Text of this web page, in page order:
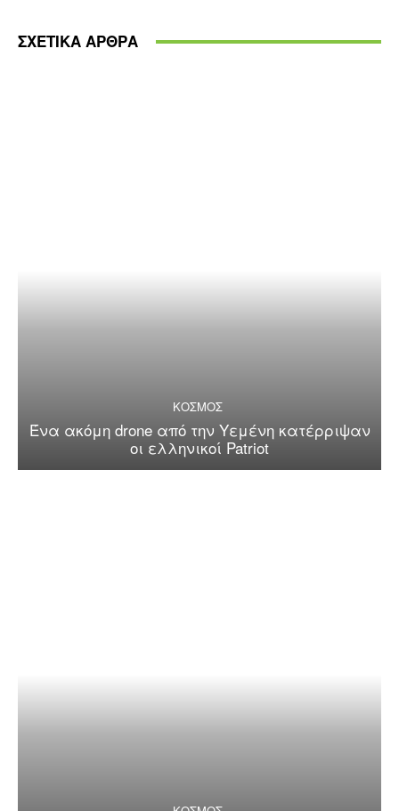
ΣΧΕΤΙΚΑ ΑΡΘΡΑ
ΚΟΣΜΟΣ
Ένα ακόμη drone από την Υεμένη κατέρριψαν
οι ελληνικοί Patriot